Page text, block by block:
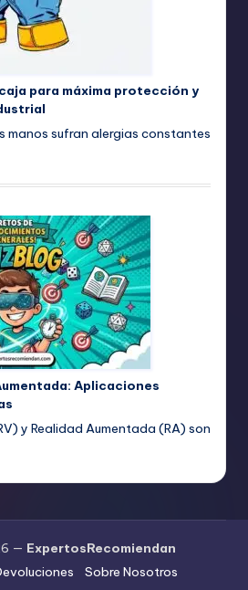
para máxima protección y
manos sufran alergias constantes
Aplicaciones
y Realidad Aumentada (RA) son
— ExpertosRecomiendan
Sobre Nosotros